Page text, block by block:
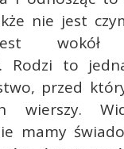
nie jest
wokół
Rodzi to
przed
mamy